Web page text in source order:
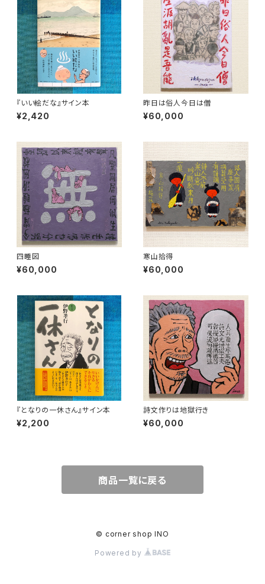
『いい絵だな』サイン本
¥2,420
昨日は俗人今日は僧
¥60,000
四睡図
¥60,000
寒山拾得
¥60,000
『となりの一休さん』サイン本
¥2,200
詩文作りは地獄行き
¥60,000
商品一覧に戻る
© corner shop INO
Powered by